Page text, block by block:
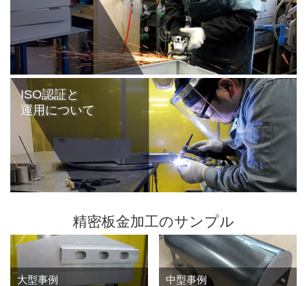
ISO認証と
運用について
精密板金加工のサンプル
大型事例 中型事例